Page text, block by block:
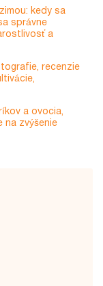
kedy sa
správne
a
recenzie
a ovocia,
na zvýšenie